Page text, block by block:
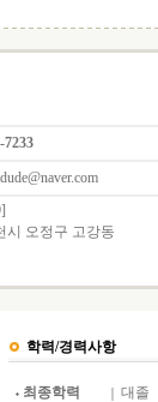
7233
시 오정구 고강동
학력/경력사항
최종학력 대졸